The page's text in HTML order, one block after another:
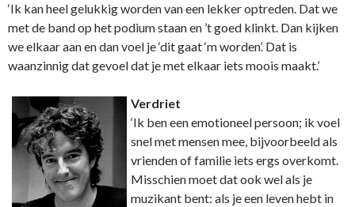
‘Ik kan heel gelukkig worden van een lekker optreden. Dat we
met de band op het podium staan en ’t goed klinkt. Dan kijken
we elkaar aan en dan voel je ‘dit gaat ‘m worden’. Dat is
waanzinnig dat gevoel dat je met elkaar iets moois maakt.’
Verdriet
‘Ik ben een emotioneel persoon; ik voel
snel met mensen mee, bijvoorbeeld als
vrienden of familie iets ergs overkomt.
Misschien moet dat ook wel als je
muzikant bent: als je een leven hebt in